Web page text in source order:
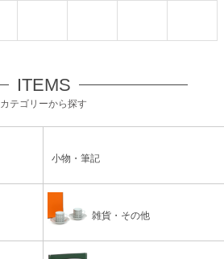
ITEMS
カテゴリーから探す
小物・筆記
雑貨・その他